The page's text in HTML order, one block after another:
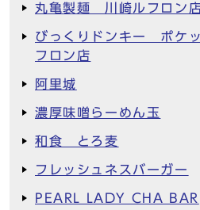
丸亀製麺 川崎ルフロン
びっくりドンキー ポケ
フロン店
阿里城
濃厚味噌らーめん玉
和食 とろ麦
フレッシュネスバーガー
PEARL LADY CHA BAR